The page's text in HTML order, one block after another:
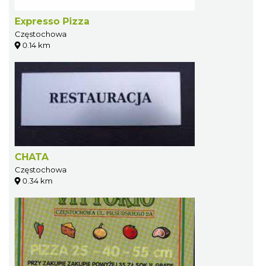
Expresso Pizza
Częstochowa
0.14 km
CHATA
Częstochowa
0.34 km